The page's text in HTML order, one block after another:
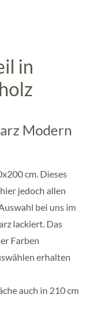
in
Modern
cm. Dieses
jedoch allen
bei uns im
lackiert. Das
Farben
erhalten
auch in 210 cm